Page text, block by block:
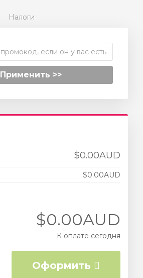
Налоги
Применить >>
$0.00AUD
$0.00AUD
$0.00AUD
К оплате сегодня
Оформить